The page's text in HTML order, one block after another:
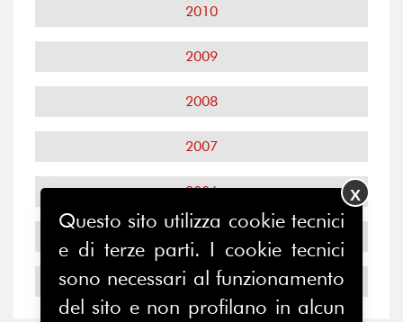
2010
2009
2008
2007
2006
2004
Questo sito utilizza cookie tecnici
e di terze parti. I cookie tecnici
sono necessari al funzionamento
del sito e non profilano in alcun
X